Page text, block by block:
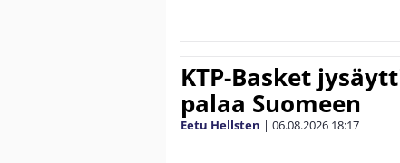
KTP-Basket
palaa Suomeen
Eetu Hellsten | 06.08.2026 18:17